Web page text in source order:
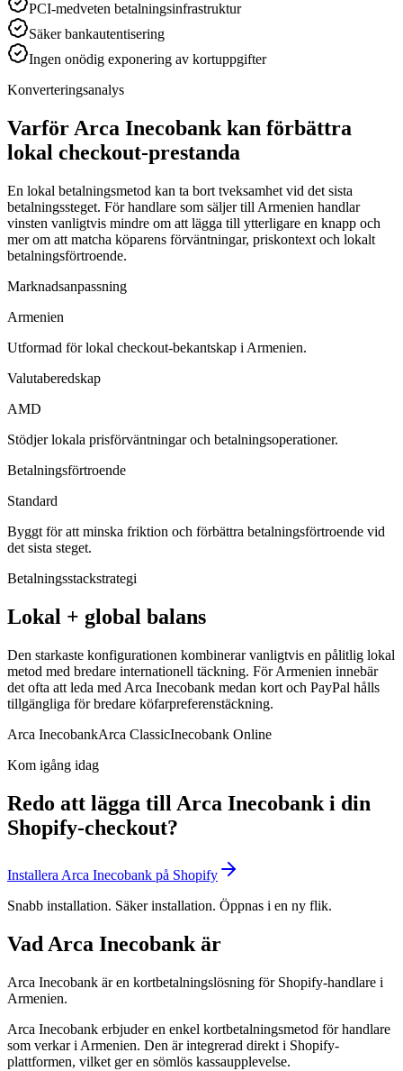
PCI-medveten betalningsinfrastruktur
Säker bankautentisering
Ingen onödig exponering av kortuppgifter
Konverteringsanalys
Varför Arca Inecobank kan förbättra
lokal checkout-prestanda
En lokal betalningsmetod kan ta bort tveksamhet vid det sista
betalningssteget. För handlare som säljer till Armenien handlar
vinsten vanligtvis mindre om att lägga till ytterligare en knapp och
mer om att matcha köparens förväntningar, priskontext och lokalt
betalningsförtroende.
Marknadsanpassning
Armenien
Utformad för lokal checkout-bekantskap i Armenien.
Valutaberedskap
AMD
Stödjer lokala prisförväntningar och betalningsoperationer.
Betalningsförtroende
Standard
Byggt för att minska friktion och förbättra betalningsförtroende vid
det sista steget.
Betalningsstackstrategi
Lokal + global balans
Den starkaste konfigurationen kombinerar vanligtvis en pålitlig lokal
metod med bredare internationell täckning. För Armenien innebär
det ofta att leda med Arca Inecobank medan kort och PayPal hålls
tillgängliga för bredare köfarpreferenstäckning.
Arca InecobankArca ClassicInecobank Online
Kom igång idag
Redo att lägga till Arca Inecobank i din
Shopify-checkout?
Installera Arca Inecobank på Shopify
Snabb installation. Säker installation. Öppnas i en ny flik.
Vad Arca Inecobank är
Arca Inecobank är en kortbetalningslösning för Shopify-handlare i
Armenien.
Arca Inecobank erbjuder en enkel kortbetalningsmetod för handlare
som verkar i Armenien. Den är integrerad direkt i Shopify-
plattformen, vilket ger en sömlös kassaupplevelse.